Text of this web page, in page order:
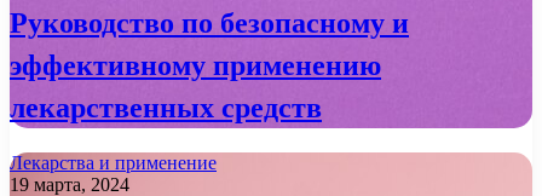
Руководство по безопасному и
эффективному применению
лекарственных средств
Лекарства и применение
19 марта, 2024